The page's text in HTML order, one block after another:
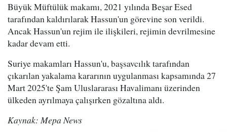
Büyük Müftülük makamı, 2021 yılında Beşar Esed
tarafından kaldırılarak Hassun'un görevine son verildi.
Ancak Hassun'un rejim ile ilişkileri, rejimin devrilmesine
kadar devam etti.
Suriye makamları Hassun'u, başsavcılık tarafından
çıkarılan yakalama kararının uygulanması kapsamında 27
Mart 2025'te Şam Uluslararası Havalimanı üzerinden
ülkeden ayrılmaya çalışırken gözaltına aldı.
Kaynak: Mepa News